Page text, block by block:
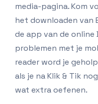
media-pagina. Kom
het downloaden van
de app van de online
problemen met je
reader word je
als je na Klik & Tik
wat extra oefenen.